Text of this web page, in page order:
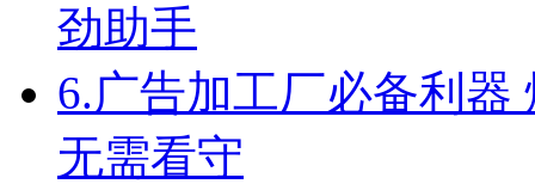
劲助手
6.广告加工厂必备利器
无需看守